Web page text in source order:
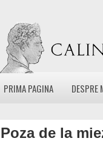
PRIMA PAGINA DESPRE
Poza de la